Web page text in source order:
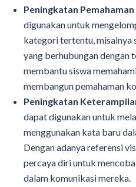
Peningkatan
digunakan untuk
kategori tertentu, misalnya
yang berhubungan dengan
membantu siswa
membangun pemahaman
Peningkatan
dapat digunakan untuk
menggunakan kata baru
Dengan adanya referensi
percaya diri untuk
dalam komunikasi mereka.